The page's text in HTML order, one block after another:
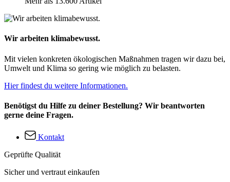
Wir arbeiten klimabewusst.
Mit vielen konkreten ökologischen Maßnahmen tragen wir dazu bei,
Umwelt und Klima so gering wie möglich zu belasten.
Hier findest du weitere Informationen.
Benötigst du Hilfe zu deiner Bestellung? Wir beantworten
gerne deine Fragen.
Kontakt
Geprüfte Qualität
Sicher und vertraut einkaufen